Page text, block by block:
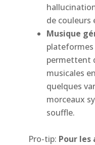
de
Musique
plateformes
permettent
musicales
quelques
morceaux
souffle.
Pro-tip: Pour